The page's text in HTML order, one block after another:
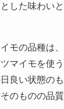
した味わい
モの品種は、
マイモを使
良い状態の
のものの品